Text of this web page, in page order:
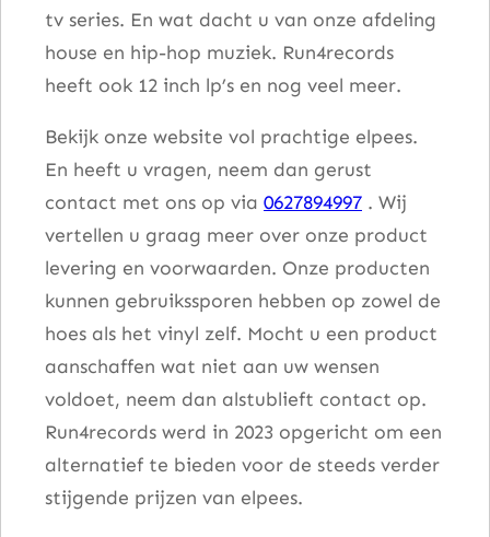
tv series. En wat dacht u van onze afdeling
house en hip-hop muziek. Run4records
heeft ook 12 inch lp’s en nog veel meer.
Bekijk onze website vol prachtige elpees.
En heeft u vragen, neem dan gerust
contact met ons op via 0627894997 . Wij
vertellen u graag meer over onze product
levering en voorwaarden. Onze producten
kunnen gebruikssporen hebben op zowel de
hoes als het vinyl zelf. Mocht u een product
aanschaffen wat niet aan uw wensen
voldoet, neem dan alstublieft contact op.
Run4records werd in 2023 opgericht om een
alternatief te bieden voor de steeds verder
stijgende prijzen van elpees.